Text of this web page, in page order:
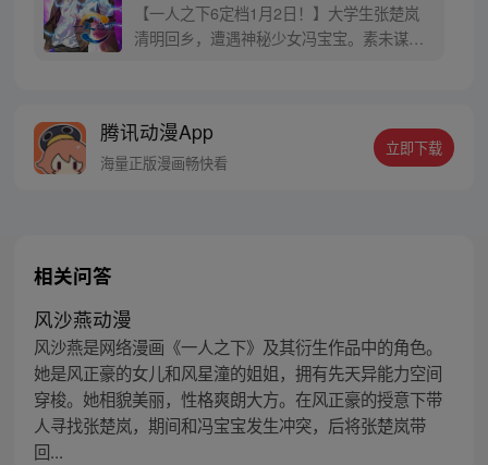
【一人之下6定档1月2日！】大学生张楚岚
清明回乡，遭遇神秘少女冯宝宝。素未谋面
密，张楚岚的生活被彻底颠覆，与冯宝宝一
同踏上“异人”之旅。
腾讯动漫App
海量正版漫画畅快看
立即下载
相关问答
风沙燕动漫
风沙燕是网络漫画《一人之下》及其衍生作品中的角色。
她是风正豪的女儿和风星潼的姐姐，拥有先天异能力空间
穿梭。她相貌美丽，性格爽朗大方。在风正豪的授意下带
人寻找张楚岚，期间和冯宝宝发生冲突，后将张楚岚带
回...